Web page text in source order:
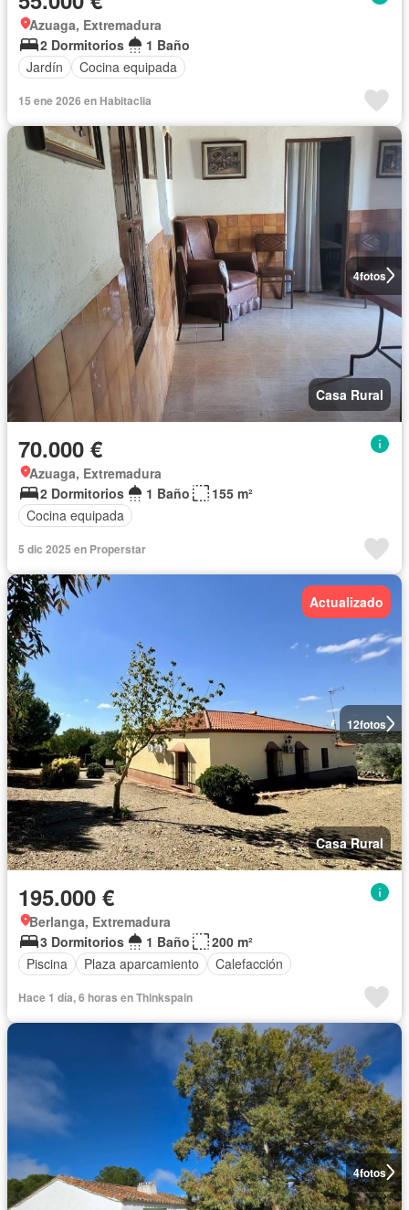
Azuaga, Extremadura
2 Dormitorios
1 Baño
Jardín
Cocina equipada
15 ene 2026 en Habitaclia
4fotos
Casa Rural
70.000 €
Azuaga, Extremadura
2 Dormitorios
1 Baño
155 m²
Cocina equipada
5 dic 2025 en Properstar
12fotos
Actualizado
Casa Rural
195.000 €
Berlanga, Extremadura
3 Dormitorios
1 Baño
200 m²
Piscina
Plaza aparcamiento Calefacción
Hace 1 día, 6 horas en Thinkspain
4fotos